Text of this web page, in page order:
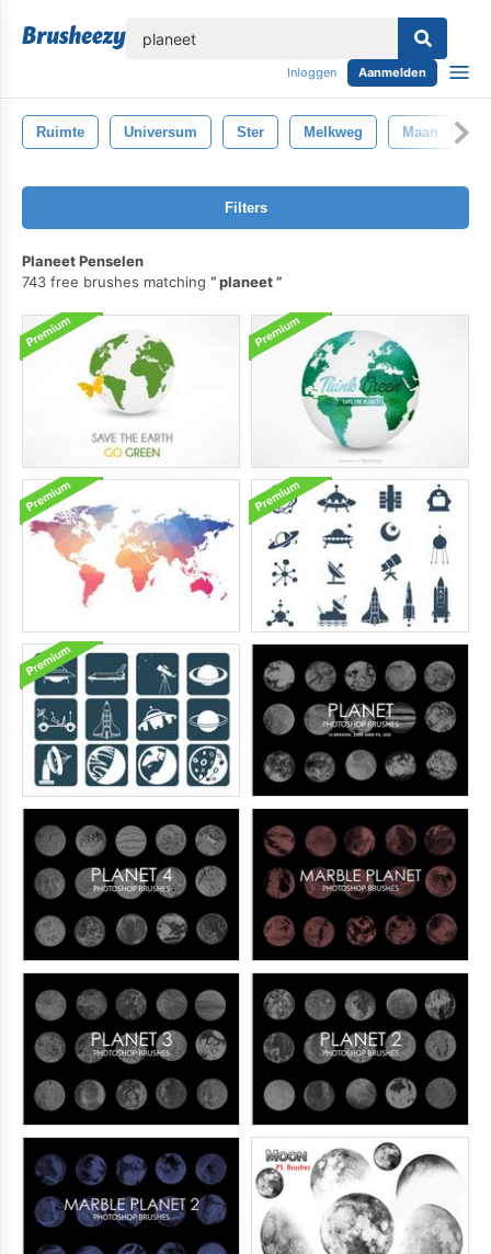
Inloggen Aanmelden
Ruimte Universum Ster Melkweg Maan
Filters
Planeet Penselen
743 free brushes matching
planeet